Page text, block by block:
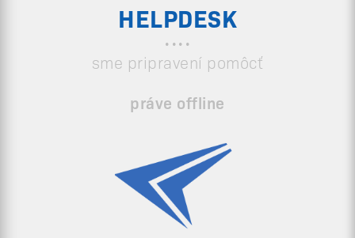
HELPDESK
sme pripravení pomôcť
práve offline